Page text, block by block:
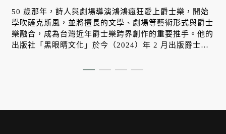
50 歲那年，詩人與劇場導演鴻鴻瘋狂愛上爵士樂，開始
學吹薩克斯風，並將擅長的文學、劇場等藝術形式與爵士
樂融合，成為台灣近年爵士樂跨界創作的重要推手。他的
出版社「黑眼睛文化」於今（2024）年 2 月出版爵士樂